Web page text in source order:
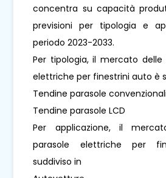
concentra su capacità
previsioni per tipologia e
periodo 2023-2033.
Per tipologia, il mercato delle
elettriche per finestrini auto è
Tendine parasole convenzionali
Tendine parasole LCD
Per applicazione, il
parasole elettriche per
suddiviso in